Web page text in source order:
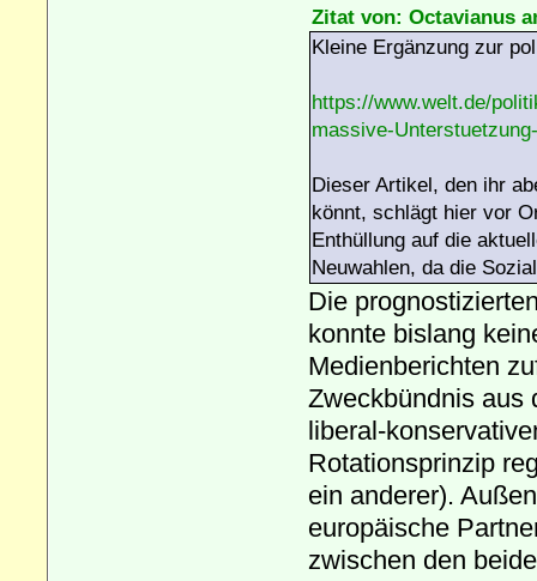
Zitat von: Octavianus
Kleine Ergänzung zur
https://www.welt.de/
massive-
Dieser Artikel, den ihr
könnt, schlägt hier vor
Enthüllung auf die
Neuwahlen, da die
Die
konnte bislang
Medienberichten
Zweckbündnis aus
liberal-
Rotationsprinzip
ein anderer).
europäische
zwischen den